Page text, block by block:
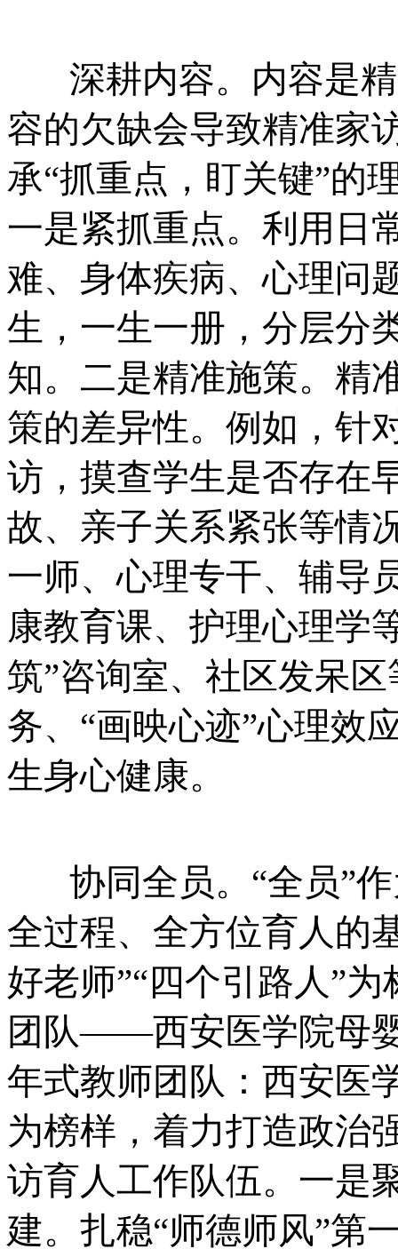
深耕内容。内容是精
容的欠缺会导致精准家
承“抓重点，盯关键”的
一是紧抓重点。利用日
难、身体疾病、心理问
生，一生一册，分层分
知。二是精准施策。精
策的差异性。例如，针
访，摸查学生是否存在
故、亲子关系紧张等情
一师、心理专干、辅导
康教育课、护理心理学
筑”咨询室、社区发呆
务、“画映心迹”心理效
生身心健康。
协同全员。“全员”作
全过程、全方位育人的
好老师”“四个引路人”
团队——西安医学院母
年式教师团队：西安医
为榜样，着力打造政治
访育人工作队伍。一是
建。扎稳“师德师风”第